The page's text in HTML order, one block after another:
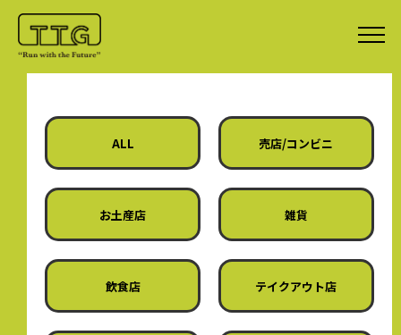
ALL 売店/コンビニ
お土産店 雑貨
飲食店 テイクアウト店